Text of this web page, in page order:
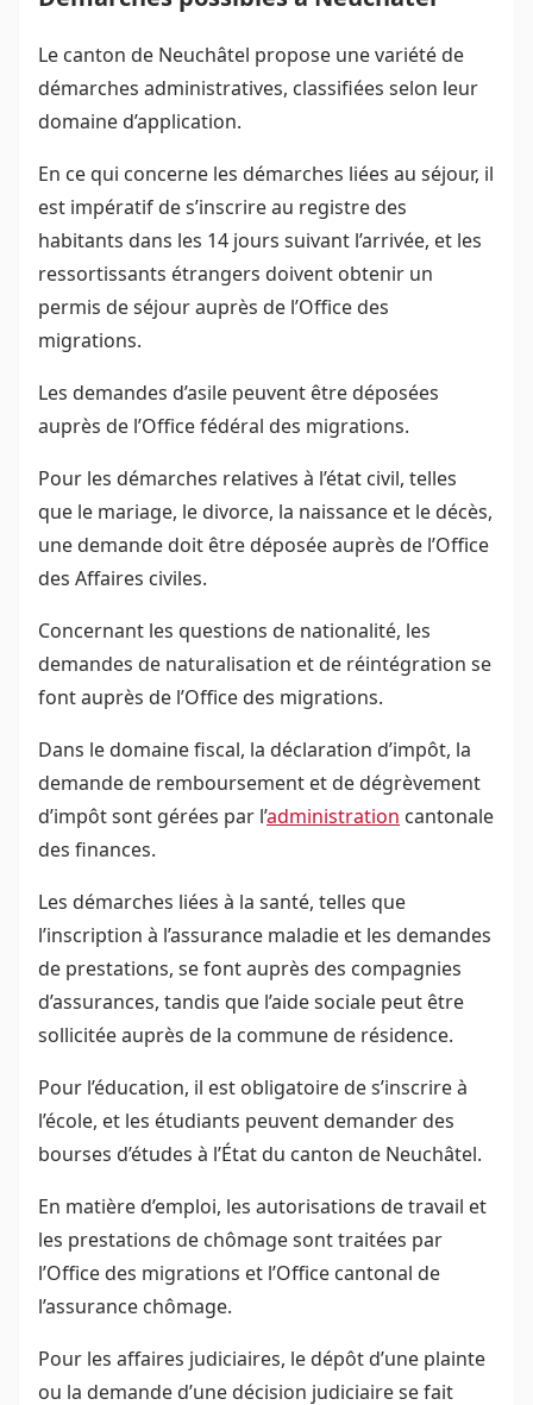
Le canton de Neuchâtel propose une variété de
démarches administratives, classifiées selon leur
domaine d’application.
En ce qui concerne les démarches liées au séjour, il
est impératif de s’inscrire au registre des
habitants dans les 14 jours suivant l’arrivée, et les
ressortissants étrangers doivent obtenir un
permis de séjour auprès de l’Office des
migrations.
Les demandes d’asile peuvent être déposées
auprès de l’Office fédéral des migrations.
Pour les démarches relatives à l’état civil, telles
que le mariage, le divorce, la naissance et le décès,
une demande doit être déposée auprès de l’Office
des Affaires civiles.
Concernant les questions de nationalité, les
demandes de naturalisation et de réintégration se
font auprès de l’Office des migrations.
Dans le domaine fiscal, la déclaration d’impôt, la
demande de remboursement et de dégrèvement
d’impôt sont gérées par l’administration cantonale
des finances.
Les démarches liées à la santé, telles que
l’inscription à l’assurance maladie et les demandes
de prestations, se font auprès des compagnies
d’assurances, tandis que l’aide sociale peut être
sollicitée auprès de la commune de résidence.
Pour l’éducation, il est obligatoire de s’inscrire à
l’école, et les étudiants peuvent demander des
bourses d’études à l’État du canton de Neuchâtel.
En matière d’emploi, les autorisations de travail et
les prestations de chômage sont traitées par
l’Office des migrations et l’Office cantonal de
l’assurance chômage.
Pour les affaires judiciaires, le dépôt d’une plainte
ou la demande d’une décision judiciaire se fait